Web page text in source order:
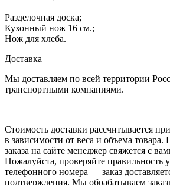
Разделочная доска;
Кухонный нож 16 см.;
Нож для хлеба.
Доставка
Мы доставляем по всей территории
транспортными компаниями.
Стоимость доставки рассчитывается
в зависимости от веса и объема
заказа на сайте менеджер свяжется с
Пожалуйста, проверяйте правильность
телефонного номера — заказ
подтверждения. Мы обрабатываем